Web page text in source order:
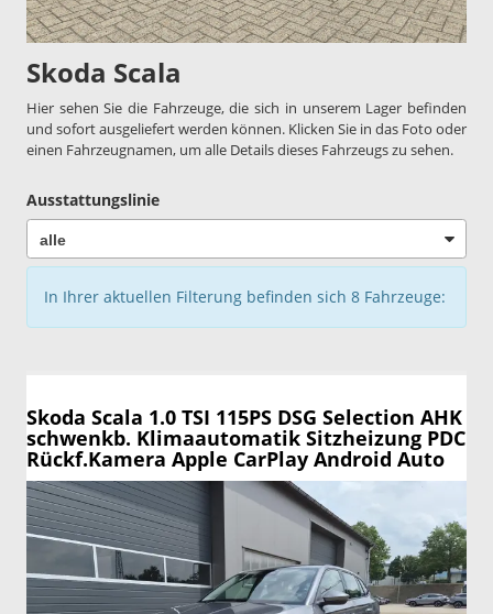
Skoda Scala
Hier sehen Sie die Fahrzeuge, die sich in unserem Lager befinden
und sofort ausgeliefert werden können. Klicken Sie in das Foto oder
einen Fahrzeugnamen, um alle Details dieses Fahrzeugs zu sehen.
Ausstattungslinie
In Ihrer aktuellen Filterung befinden sich 8 Fahrzeuge:
Skoda Scala 1.0 TSI 115PS DSG Selection AHK
schwenkb. Klimaautomatik Sitzheizung PDC
Rückf.Kamera Apple CarPlay Android Auto